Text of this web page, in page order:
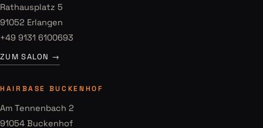
Rathausplatz 5
91052 Erlangen
+49 9131 6100693
ZUM SALON →
HAIRBASE BUCKENHOF
Am Tennenbach 2
91054 Buckenhof